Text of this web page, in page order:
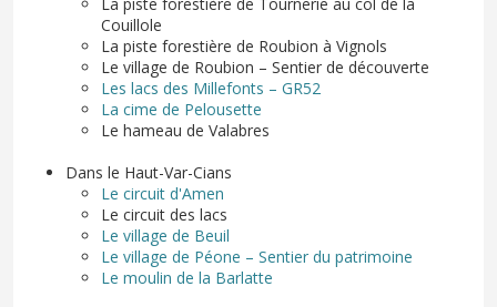
Couillole
La piste forestière de Roubion à Vignols
Le village de Roubion – Sentier de découverte
Les lacs des Millefonts – GR52
La cime de Pelousette
Le hameau de Valabres
Dans le Haut-Var-Cians
Le circuit d'Amen
Le circuit des lacs
Le village de Beuil
Le village de Péone – Sentier du patrimoine
Le moulin de la Barlatte